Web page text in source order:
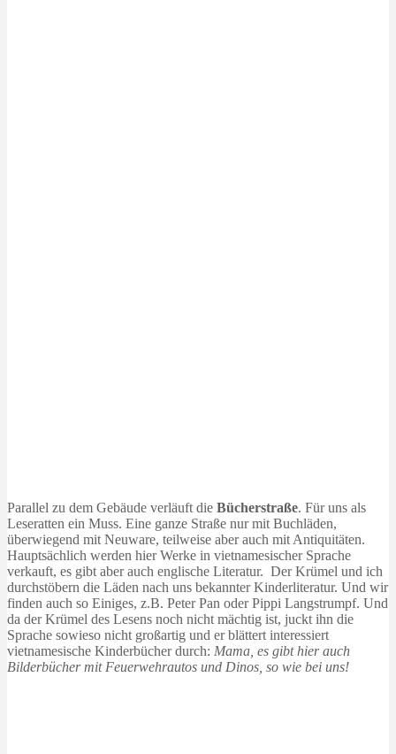
Parallel zu dem Gebäude verläuft die Bücherstraße. Für uns als
Leseratten ein Muss. Eine ganze Straße nur mit Buchläden,
überwiegend mit Neuware, teilweise aber auch mit Antiquitäten.
Hauptsächlich werden hier Werke in vietnamesischer Sprache
verkauft, es gibt aber auch englische Literatur. Der Krümel und ich
durchstöbern die Läden nach uns bekannter Kinderliteratur. Und wir
finden auch so Einiges, z.B. Peter Pan oder Pippi Langstrumpf. Und
da der Krümel des Lesens noch nicht mächtig ist, juckt ihn die
Sprache sowieso nicht großartig und er blättert interessiert
vietnamesische Kinderbücher durch: Mama, es gibt hier auch
Bilderbücher mit Feuerwehrautos und Dinos, so wie bei uns!